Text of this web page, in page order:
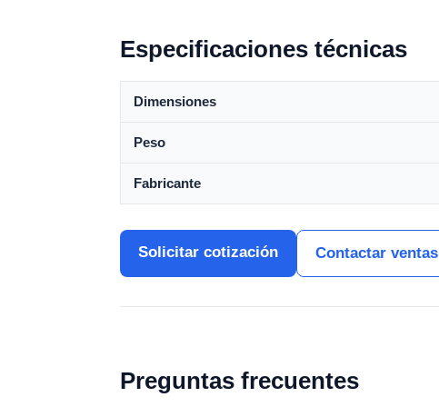
Especificaciones técnicas
Dimensiones
Peso
Fabricante
Solicitar cotización Contactar ventas
Preguntas frecuentes